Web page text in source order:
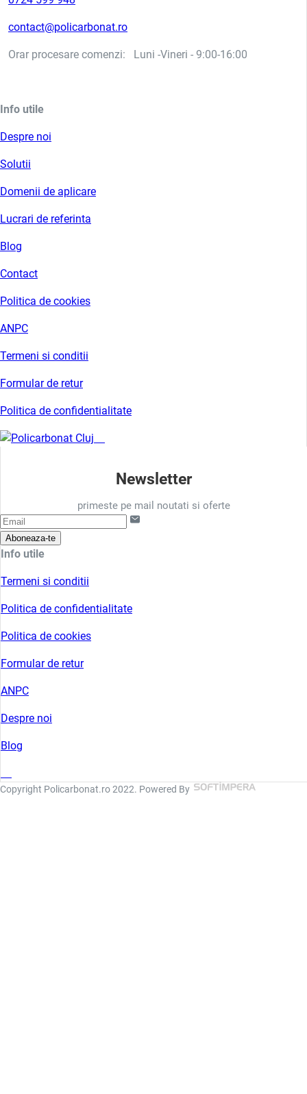
contact@policarbonat.ro
Orar procesare comenzi: Luni -Vineri - 9:00-16:00
Info utile
Despre noi
Solutii
Domenii de aplicare
Lucrari de referinta
Blog
Contact
Politica de cookies
ANPC
Termeni si conditii
Formular de retur
Politica de confidentialitate
Newsletter
primeste pe mail noutati si oferte
Aboneaza-te
Info utile
Termeni si conditii
Politica de confidentialitate
Politica de cookies
Formular de retur
ANPC
Despre noi
Blog
Copyright Policarbonat.ro 2022. Powered By